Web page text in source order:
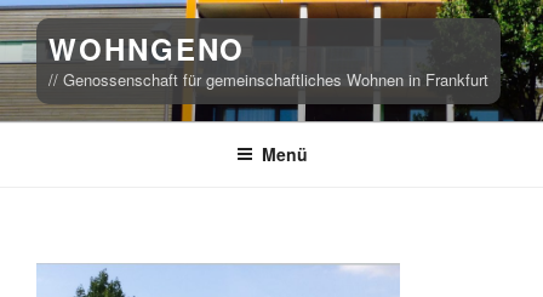
Zum
Inhalt
springen
WOHNGENO
// Genossenschaft für gemeinschaftliches Wohnen in Frankfurt
Menü